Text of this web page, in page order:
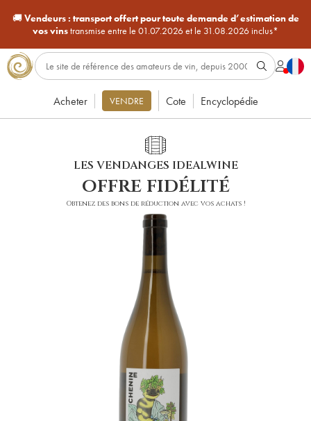
🚚Vendeurs : transport offert pour toute demande d’estimation de
vos vinstransmise entre le 01.07.2026 et le 31.08.2026 inclus*
Acheter VENDRE Cote Encyclopédie
LES VENDANGES IDEALWINE
offre fidélité
Obtenez des bons de réduction avec vos achats !